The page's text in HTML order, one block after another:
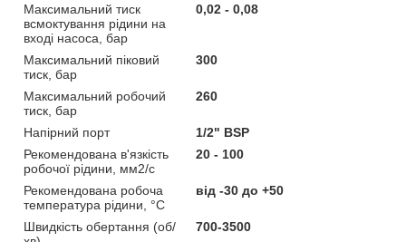
Максимальний тиск
всмоктування рідини на
вході насоса, бар
0,02 - 0,08
Максимальний піковий
тиск, бар
300
Максимальний робочий
тиск, бар
260
Напірний порт
1/2" BSP
Рекомендована в'язкість
робочої рідини, мм2/с
20 - 100
Рекомендована робоча
температура рідини, °C
від -30 до +50
Швидкість обертання (об/
700-3500